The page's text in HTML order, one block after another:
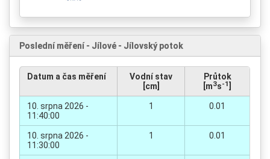
Poslední měření - Jílové - Jílovský potok
Datum a čas měření
Vodní stav
[cm]
Průtok
[m3s-1
10. srpna 2026 -
11:40:00
1 0.01
10. srpna 2026 -
11:30:00
1 0.01